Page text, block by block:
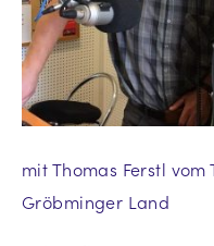
mit Thomas Ferstl
Gröbminger Land